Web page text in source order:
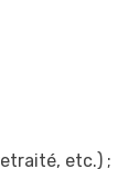
etc.) ;